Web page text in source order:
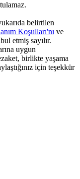
belirtilen
Koşulları'nı ve
etmiş sayılır.
uygun
birlikte yaşama
için teşekkür